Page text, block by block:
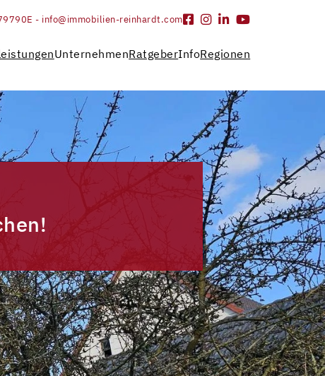
E - info@immobilien-reinhardt.com
UnternehmenRatgeberInfoRegionen